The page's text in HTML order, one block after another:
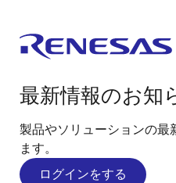
最新情報のお知
製品やソリューションの最
ます。
ログインをする